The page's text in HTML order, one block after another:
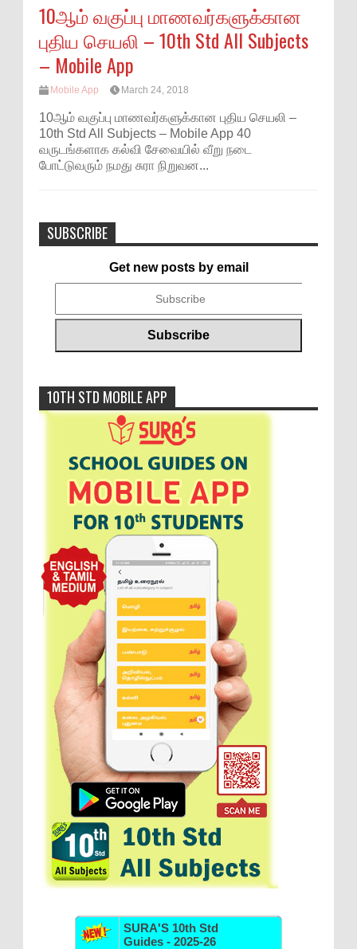
10ஆம் வகுப்பு மாணவர்களுக்கான
புதிய செயலி – 10th Std All Subjects
– Mobile App
Mobile App March 24, 2018
10ஆம் வகுப்பு மாணவர்களுக்கான புதிய செயலி –
10th Std All Subjects – Mobile App 40
வருடங்களாக கல்வி சேவையில் வீறு நடை
போட்டுவரும் நமது சுரா நிறுவன...
SUBSCRIBE
Get new posts by email
10TH STD MOBILE APP
SURA'S 10th Std
Guides - 2025-26